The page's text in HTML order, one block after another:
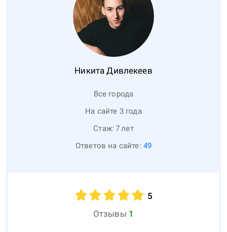
Никита Дивлекеев
Все города
На сайте 3 года
Стаж: 7лет
Ответов на сайте: 49
5
Отзывы 1